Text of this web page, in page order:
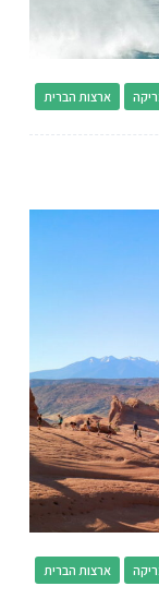
ארצות הברית
ארצות הברית